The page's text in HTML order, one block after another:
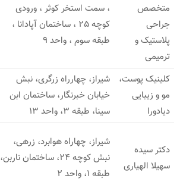
متخصص
جراحی
پلاستیک و
ترمیمی
، سمت استخر کوثر ، ورودی
کوچه 25 ، ساختمان آپادانا ،
طبقه سوم ، واحد 9
کلینیک پوست،
مو و زیبایی
دیادورا
شیراز، چهارراه زرگری، نبش
خیابان خبرنگار، ساختمان ابن
سینا، طبقه 3، واحد 13
دکتر سیده
سهیلا الهیاری
شیراز، چهاراه هوابرد، زرهی،
نبش کوچه 24، ساختمان ناربن،
طبقه 1، واحد 2